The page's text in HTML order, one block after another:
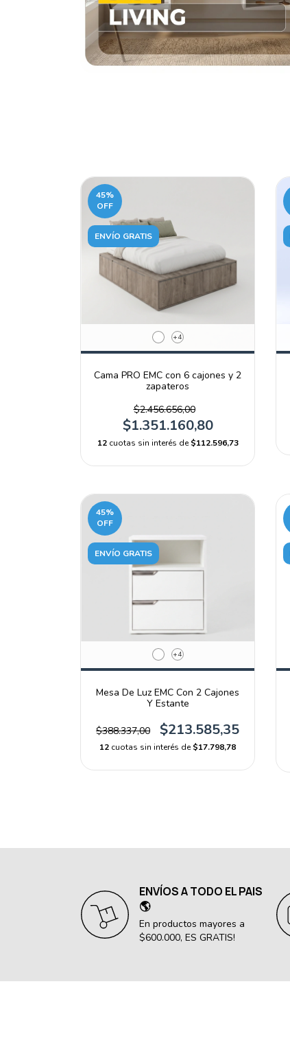
45%
OFF
ENVÍO GRATIS
+4
Cama PRO EMC con 6 cajones y 2
zapateros
$2.456.656,00
$1.351.160,80
12 cuotas sin interés de$112.596,73
45%
OFF
ENVÍO GRATIS
+4
Mesa De Luz EMC Con 2 Cajones
Y Estante
$388.337,00 $213.585,35
12 cuotas sin interés de$17.798,78
ENVÍOS A TODO EL PAIS
🌎
En productos mayores a
$600.000, ES GRATIS!